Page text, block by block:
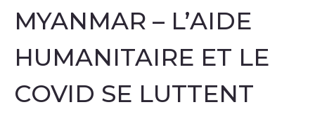
MYANMAR – L’AIDE
HUMANITAIRE ET LE
COVID SE LUTTENT